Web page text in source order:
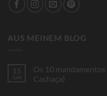
AUS MEINEM BLOG
15
Juni
Os 10 mandamentos
Cachaça)